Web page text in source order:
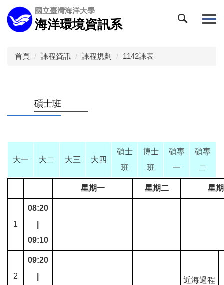
跳
到
主
國立臺灣海洋大學
海洋環境資訊系
首頁 課程資訊 課程規劃 1142課表
碩士班
大一 大二 大三 大四
碩士
班
博士
班
碩專
一
碩專
二
星期一 星期二 星
1
08:20
09:10
2
09:20
近海過程